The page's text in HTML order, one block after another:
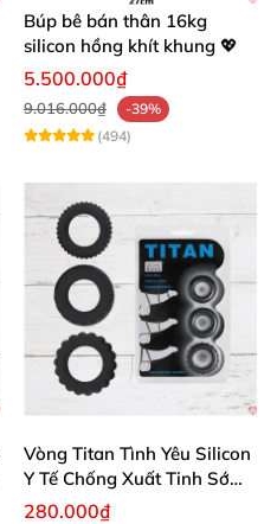
Búp bê bán thân 16kg
silicon hồng khít khung 💖
5.500.000₫
9.016.000₫
-39%
(494)
Vòng Titan Tình Yêu Silicon
Y Tế Chống Xuất Tinh Sớm
Cao Cấp
280.000₫